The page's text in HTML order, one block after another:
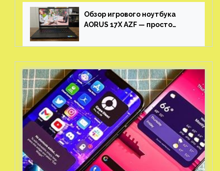
Обзор игрового ноутбука
AORUS 17X AZF — просто